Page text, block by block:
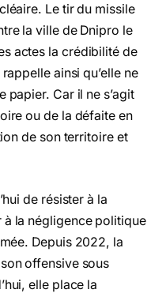
Le tir du missile
la ville de Dnipro le
actes la crédibilité de
ainsi qu’elle ne
papier. Car il ne s’agit
ou de la défaite en
de son territoire et
de résister à la
à la négligence politique
Depuis 2022, la
offensive sous
elle place la